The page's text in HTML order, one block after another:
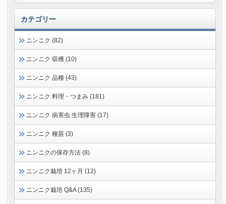
カテゴリー
ニンニク (82)
ニンニク 収穫 (10)
ニンニク 品種 (43)
ニンニク 料理・つまみ (181)
ニンニク 病害虫 生理障害 (17)
ニンニク 種苗 (3)
ニンニクの保存方法 (8)
ニンニク栽培 12ヶ月 (12)
ニンニク栽培 Q&A (135)